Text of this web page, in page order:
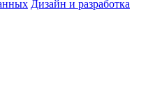
Дизайн и разработка